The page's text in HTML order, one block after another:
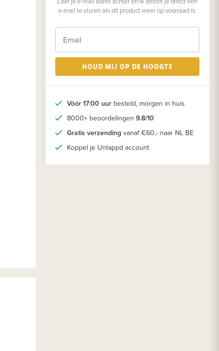
e-mail te sturen als dit product weer op voorraad is.
HOUD MIJ OP DE HOOGTE
Vóór 17:00 uur besteld, morgen in huis
8000+ beoordelingen 9.8/10
Gratis verzending vanaf €60,- naar NL BE
Koppel je Untappd account